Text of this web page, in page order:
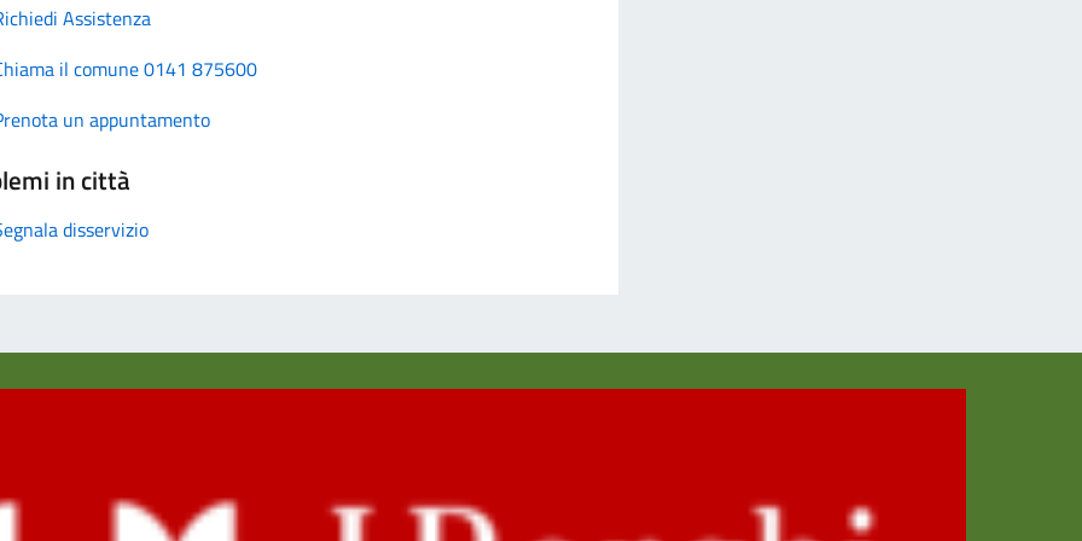
Assistenza
il comune 0141 875600
un appuntamento
in città
disservizio